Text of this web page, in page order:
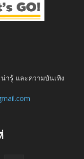
ารู้ และความบันเทิง